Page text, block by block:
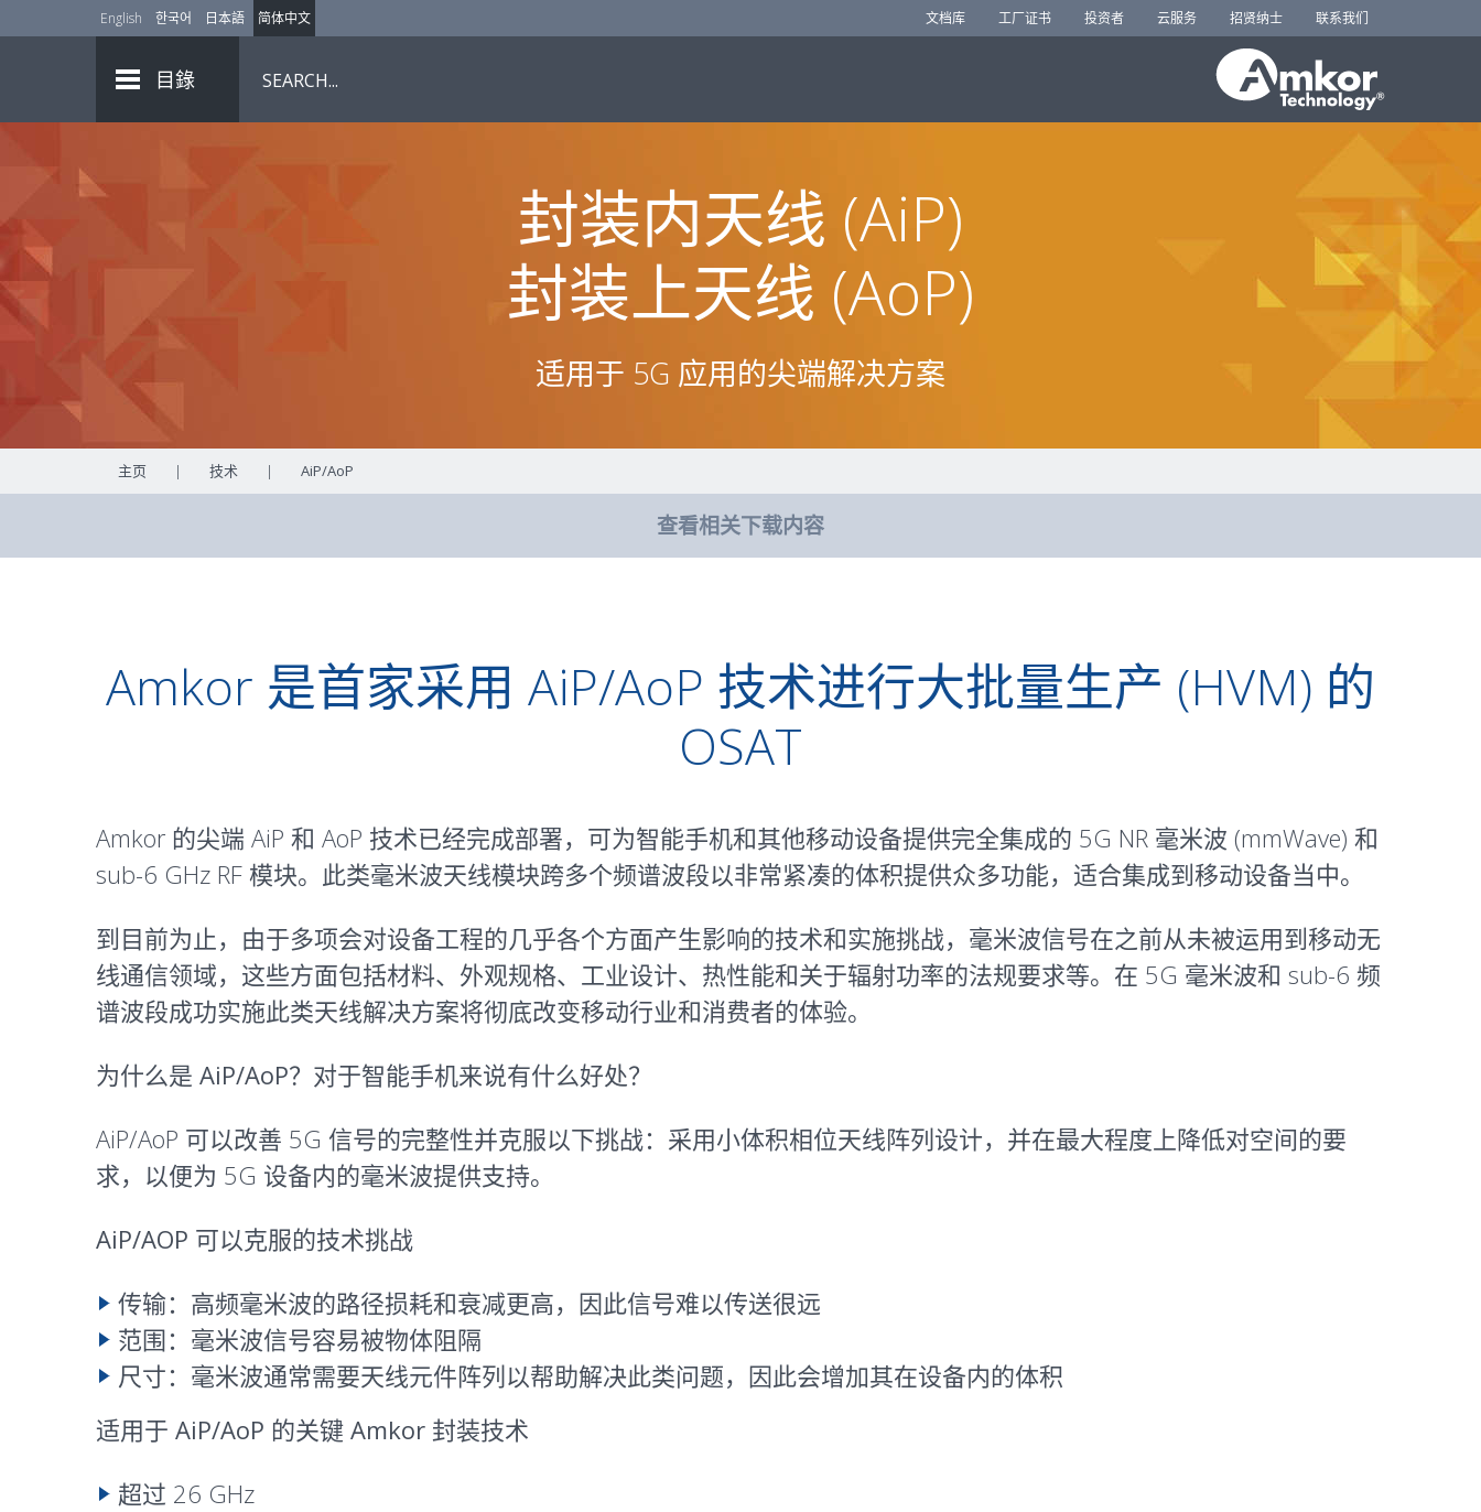
English 한국어 日本語 简体中文 文档库 工厂证书 投资者 云服务 招贤纳士 联系我们
目錄
封装内天线 (AiP)
封装上天线 (AoP)
适用于 5G 应用的尖端解决方案
主页 | 技术 | AiP/AoP
查看相关下载内容
Amkor 是首家采用 AiP/AoP 技术进行大批量生产 (HVM) 的
OSAT
Amkor 的尖端 AiP 和 AoP 技术已经完成部署，可为智能手机和其他移动设备提供完全集成的 5G NR 毫米波 (mmWave) 和
sub-6 GHz RF 模块。此类毫米波天线模块跨多个频谱波段以非常紧凑的体积提供众多功能，适合集成到移动设备当中。
到目前为止，由于多项会对设备工程的几乎各个方面产生影响的技术和实施挑战，毫米波信号在之前从未被运用到移动无
线通信领域，这些方面包括材料、外观规格、工业设计、热性能和关于辐射功率的法规要求等。在 5G 毫米波和 sub-6 频
谱波段成功实施此类天线解决方案将彻底改变移动行业和消费者的体验。
为什么是 AiP/AoP？对于智能手机来说有什么好处？
AiP/AoP 可以改善 5G 信号的完整性并克服以下挑战：采用小体积相位天线阵列设计，并在最大程度上降低对空间的要
求，以便为 5G 设备内的毫米波提供支持。
AiP/AOP 可以克服的技术挑战
传输： 高频毫米波的路径损耗和衰减更高，因此信号难以传送很远
范围： 毫米波信号容易被物体阻隔
尺寸： 毫米波通常需要天线元件阵列以帮助解决此类问题，因此会增加其在设备内的体积
适用于 AiP/AoP 的关键 Amkor 封装技术
超过 26 GHz